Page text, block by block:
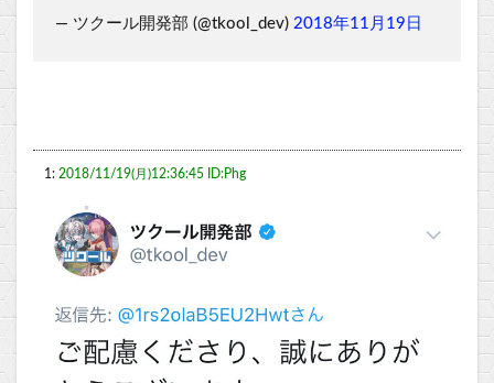
— ツクール開発部 (@tkool_dev) 2018年11月19日
1: 2018/11/19(月)12:36:45 ID:Phg